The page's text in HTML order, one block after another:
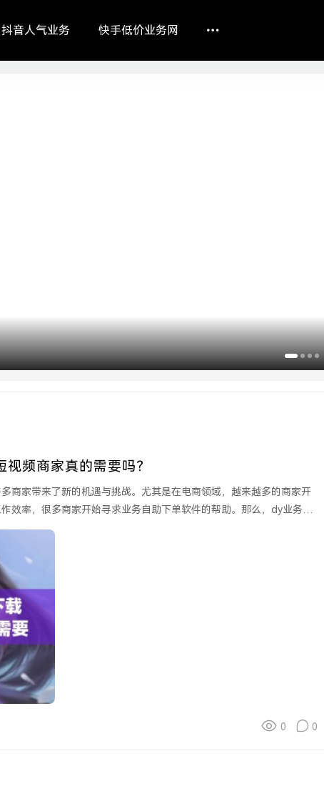
抖音人气业务 快手低价业务网
频商家真的需要吗？
商家带来了新的机遇与挑战。尤其是在电商领域，越来越多的商家开
效率，很多商家开始寻求业务自助下单软件的帮助。那么，dy业务自
0 0